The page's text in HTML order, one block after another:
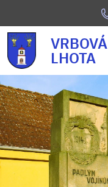
VRBOVÁ
LHOTA